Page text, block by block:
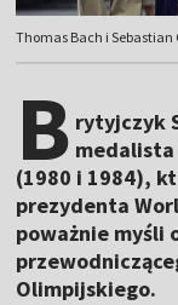
Thomas Bach i Sebastian
B rytyjczyk
(1980 i 1984),
prezydenta
poważnie myśli
Olimpijskiego.